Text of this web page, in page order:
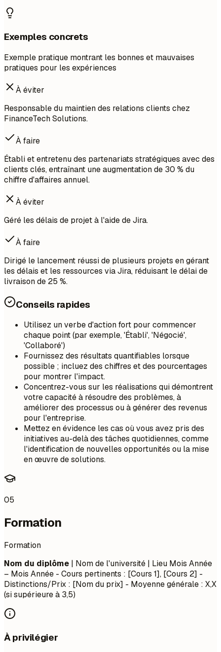
Exemples concrets
Exemple pratique montrant les bonnes et mauvaises
pratiques pour les expériences
À éviter
Responsable du maintien des relations clients chez
FinanceTech Solutions.
À faire
Établi et entretenu des partenariats stratégiques avec des
clients clés, entraînant une augmentation de 30 % du
chiffre d'affaires annuel.
À éviter
Géré les délais de projet à l'aide de Jira.
À faire
Dirigé le lancement réussi de plusieurs projets en gérant
les délais et les ressources via Jira, réduisant le délai de
livraison de 25 %.
Conseils rapides
Utilisez un verbe d'action fort pour commencer
chaque point (par exemple, 'Établi', 'Négocié',
'Collaboré')
Fournissez des résultats quantifiables lorsque
possible ; incluez des chiffres et des pourcentages
pour montrer l'impact.
Concentrez-vous sur les réalisations qui démontrent
votre capacité à résoudre des problèmes, à
améliorer des processus ou à générer des revenus
pour l'entreprise.
Mettez en évidence les cas où vous avez pris des
initiatives au-delà des tâches quotidiennes, comme
l'identification de nouvelles opportunités ou la mise
en œuvre de solutions.
05
Formation
Formation
Nom du diplôme | Nom de l'université | Lieu Mois Année
– Mois Année - Cours pertinents : [Cours 1], [Cours 2] -
Distinctions/Prix : [Nom du prix] - Moyenne générale : X,X
(si supérieure à 3,5)
À privilégier